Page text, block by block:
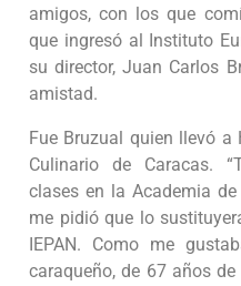
amigos, con los que
que ingresó al Instituto
su director, Juan Carlos
amistad.
Fue Bruzual quien llevó
Culinario de Caracas.
clases en la Academia
me pidió que lo
IEPAN. Como me
caraqueño, de 67 años